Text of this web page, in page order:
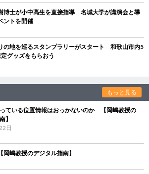
博士が小中高生を直接指導 名城大学が講演会と導
ントを開催
の地を巡るスタンプラリーがスタート 和歌山市内5
グッズをもらおう
もっと見る
ている位置情報はおっかないのか 【岡嶋教授の
】
日
嶋教授のデジタル指南】